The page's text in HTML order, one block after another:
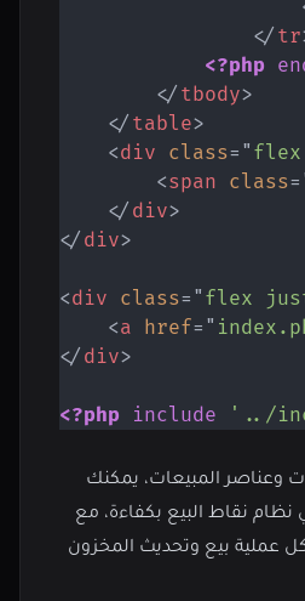
</ tr
<?php
</ tbody>
</ table>
<div class= "
<span class=
</ div>
</ div>
<div class= " flex
<a href= "
</ div>
<?php include '../
وعناصر المبيعات، يمكنك
نظام نقاط البيع بكفاءة، مع
عملية بيع وتحديث المخزون